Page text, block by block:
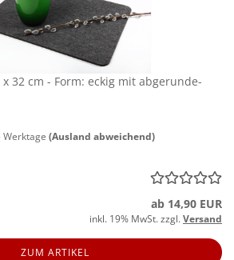
x 32 cm - Form: eckig mit ab­ge­run­de­
Werktage (Ausland abweichend)
ab 14,90 EUR
inkl. 19% MwSt. zzgl.Versand
ZUM ARTIKEL